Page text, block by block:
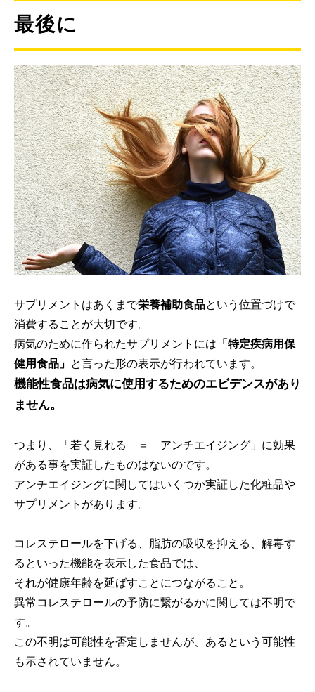
最後に
サプリメントはあくまで栄養補助食品という位置づけで
消費することが大切です。
病気のために作られたサプリメントには 「特定疾病用保
健用食品」 と言った形の表示が行われています。
機能性食品は病気に使用するためのエビデンスがあり
ません。
つまり、「若く見れる ＝ アンチエイジング」に効果
がある事を実証したものはないのです。
アンチエイジングに関してはいくつか実証した化粧品や
サプリメントがあります。
コレステロールを下げる、脂肪の吸収を抑える、解毒す
るといった機能を表示した食品では、
それが健康年齢を延ばすことにつながること。
異常コレステロールの予防に繋がるかに関しては不明で
す。
この不明は可能性を否定しませんが、あるという可能性
も示されていません。